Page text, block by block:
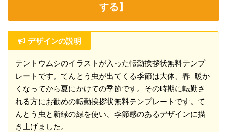
する】
デザインの説明
テントウムシのイラストが入った転勤挨拶状無料テンプ
レートです。てんとう虫が出てくる季節は大体、春 暖か
くなってから夏にかけての季節です。その時期に転勤さ
れる方にお勧めの転勤挨拶状無料テンプレートです。て
んとう虫と新緑の緑を使い、季節感のあるデザインに描
き上げました。